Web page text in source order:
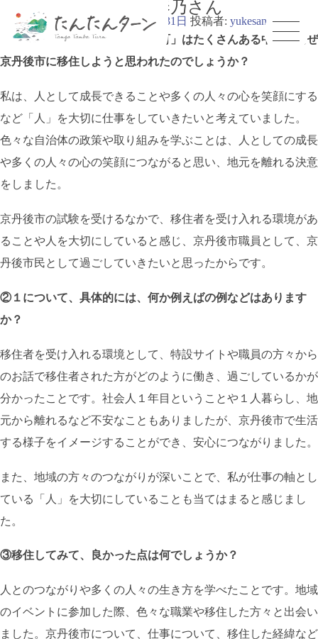
京丹後市役所 高橋奏乃さん
投稿日: 2020年2月26日 2021年3月31日 投稿者: yukesan
①日本中で考えると、他にも「町」はたくさんある中で、なぜ
京丹後市に移住しようと思われたのでしょうか？
私は、人として成長できることや多くの人々の心を笑顔にする
など「人」を大切に仕事をしていきたいと考えていました。
色々な自治体の政策や取り組みを学ぶことは、人としての成長
や多くの人々の心の笑顔につながると思い、地元を離れる決意
をしました。
京丹後市の試験を受けるなかで、移住者を受け入れる環境があ
ることや人を大切にしていると感じ、京丹後市職員として、京
丹後市民として過ごしていきたいと思ったからです。
②１について、具体的には、何か例えばの例などはあります
か？
移住者を受け入れる環境として、特設サイトや職員の方々から
のお話で移住者された方がどのように働き、過ごしているかが
分かったことです。社会人１年目ということや１人暮らし、地
元から離れるなど不安なこともありましたが、京丹後市で生活
する様子をイメージすることができ、安心につながりました。
また、地域の方々のつながりが深いことで、私が仕事の軸とし
ている「人」を大切にしていることも当てはまると感じまし
た。
③移住してみて、良かった点は何でしょうか？
人とのつながりや多くの人々の生き方を学べたことです。地域
のイベントに参加した際、色々な職業や移住した方々と出会い
ました。京丹後市について、仕事について、移住した経緯など